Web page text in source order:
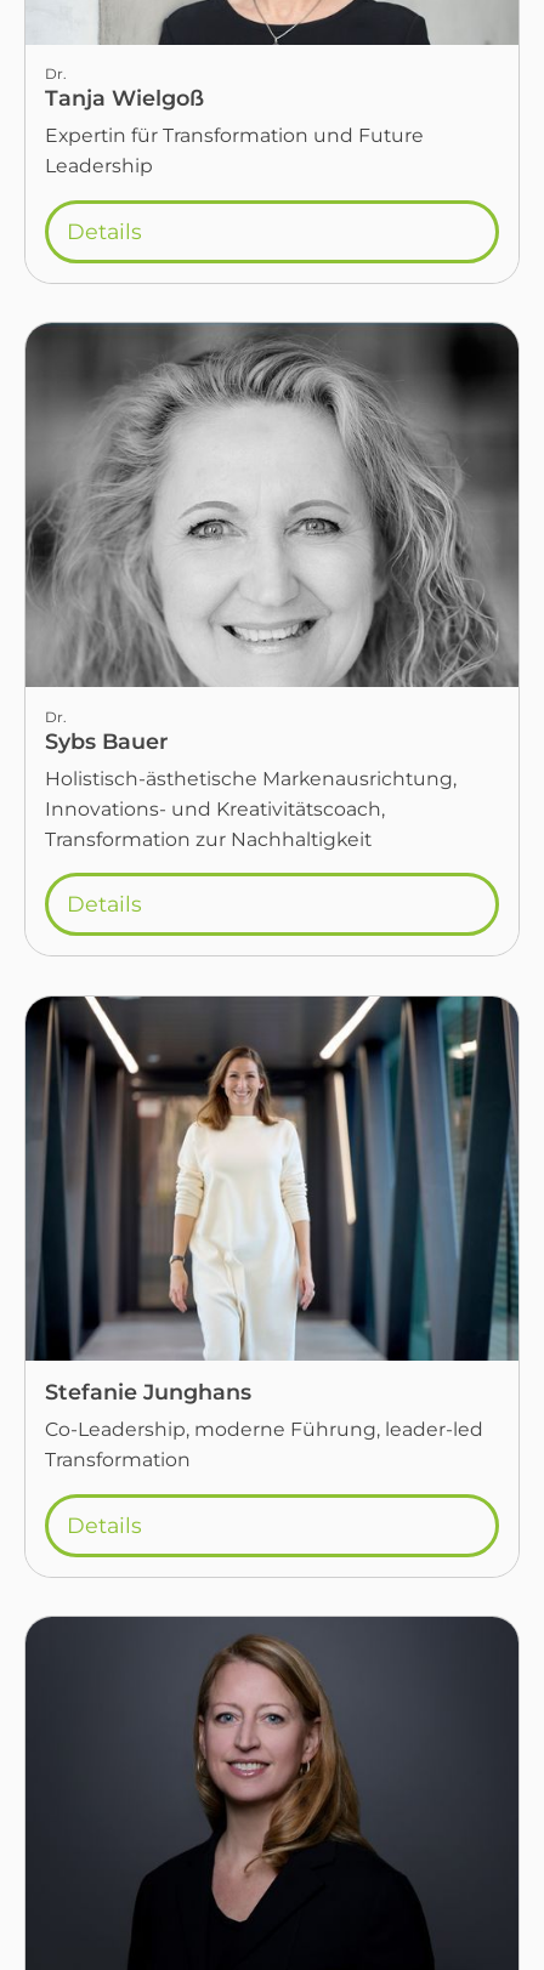
Dr.
Tanja Wielgoß
Expertin für Transformation und Future
Leadership
Details
Dr.
Sybs Bauer
Holistisch-ästhetische Markenausrichtung,
Innovations- und Kreativitätscoach,
Transformation zur Nachhaltigkeit
Details
Stefanie Junghans
Co-Leadership, moderne Führung, leader-led
Transformation
Details